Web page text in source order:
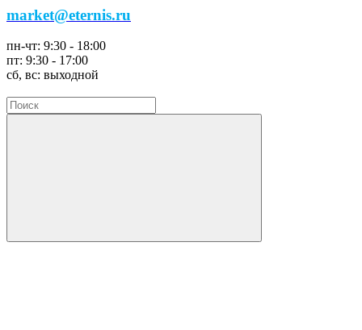
market@eternis.ru
пн-чт: 9:30 - 18:00
пт: 9:30 - 17:00
сб, вс: выходной